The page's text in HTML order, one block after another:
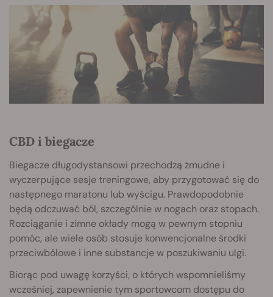
CBD i biegacze
Biegacze długodystansowi przechodzą żmudne i
wyczerpujące sesje treningowe, aby przygotować się do
następnego maratonu lub wyścigu. Prawdopodobnie
będą odczuwać ból, szczególnie w nogach oraz stopach.
Rozciąganie i zimne okłady mogą w pewnym stopniu
pomóc, ale wiele osób stosuje konwencjonalne środki
przeciwbólowe i inne substancje w poszukiwaniu ulgi.
Biorąc pod uwagę korzyści, o których wspomnieliśmy
wcześniej, zapewnienie tym sportowcom dostępu do